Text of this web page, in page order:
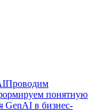
Проводим
понятную
GenAI в бизнес-